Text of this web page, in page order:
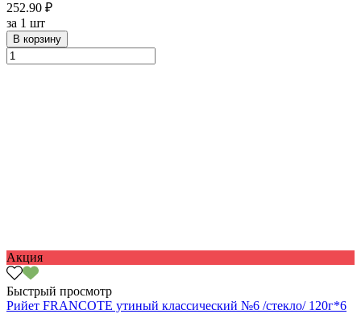
252.90 ₽
за 1 шт
В корзину
Акция
Быстрый просмотр
Рийет FRANCOTE утиный классический №6 /стекло/ 120г*6